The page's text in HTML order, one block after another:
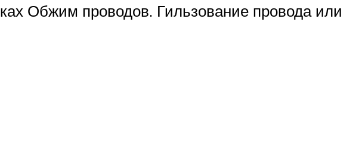
Обжим проводов. Гильзование провода или